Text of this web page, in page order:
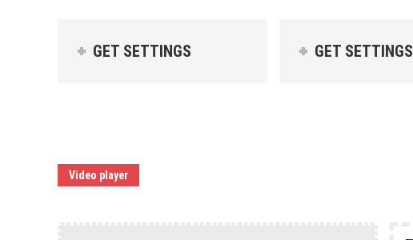
GET SETTINGS GET SETTINGS
Video player